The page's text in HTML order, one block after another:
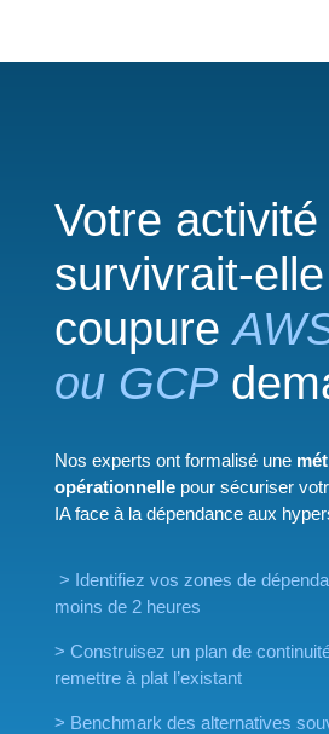
Votre activité
survivrait-
coupure
ou GCP
Nos experts ont formalisé une
opérationnellepour sécuriser
IA face à la dépendance aux
> Identifiez vos zones de
moins de 2 heures
> Construisez un plan de
remettre à plat l’existant
> Benchmark des alternatives